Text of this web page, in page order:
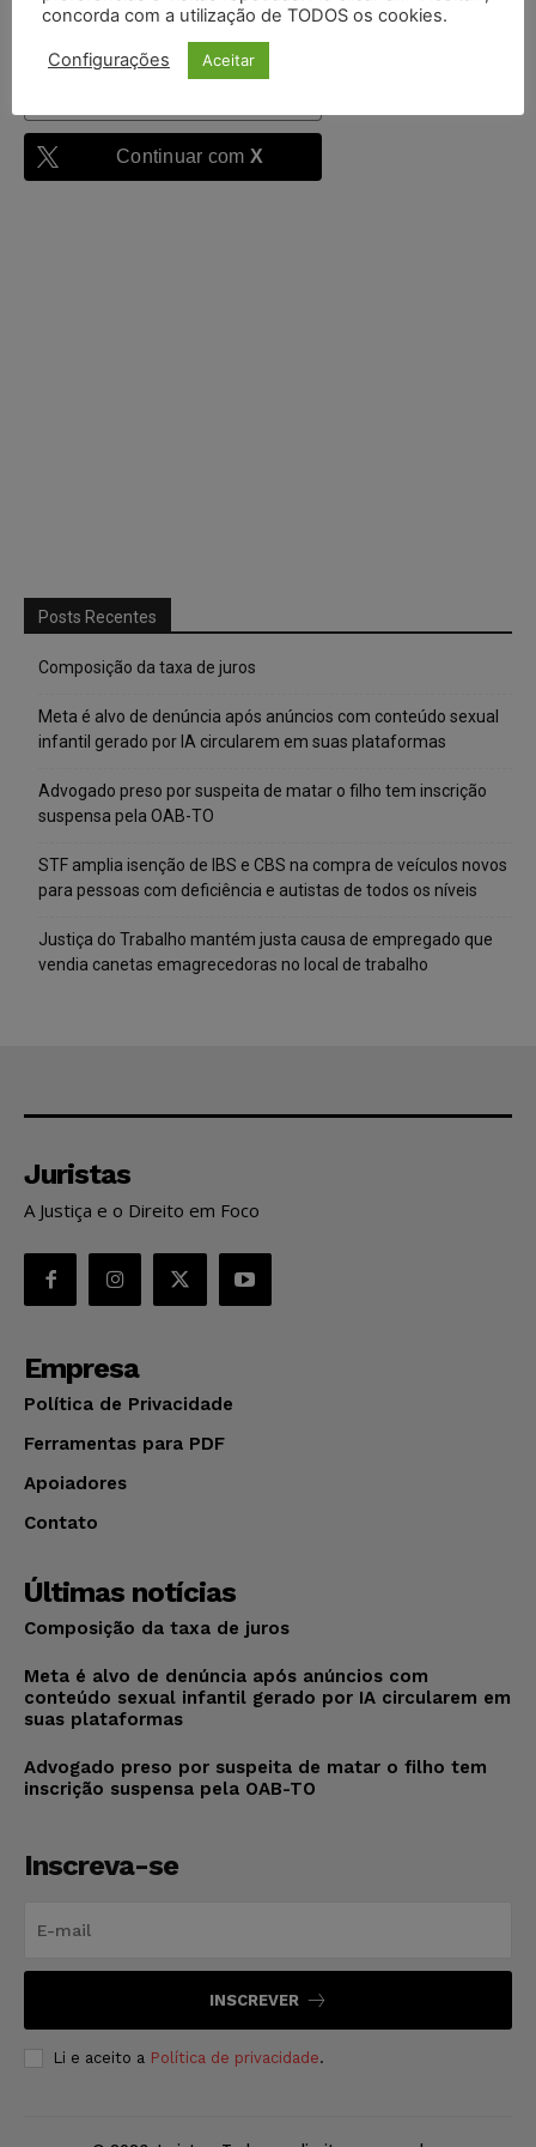
Continuar com X
Posts Recentes
Composição da taxa de juros
Meta é alvo de denúncia após anúncios com conteúdo sexual
infantil gerado por IA circularem em suas plataformas
Advogado preso por suspeita de matar o filho tem inscrição
suspensa pela OAB-TO
STF amplia isenção de IBS e CBS na compra de veículos novos
para pessoas com deficiência e autistas de todos os níveis
Justiça do Trabalho mantém justa causa de empregado que
vendia canetas emagrecedoras no local de trabalho
Juristas
A Justiça e o Direito em Foco
Empresa
Política de Privacidade
Ferramentas para PDF
Apoiadores
Contato
Últimas notícias
Composição da taxa de juros
Meta é alvo de denúncia após anúncios com
conteúdo sexual infantil gerado por IA circularem em
suas plataformas
Advogado preso por suspeita de matar o filho tem
inscrição suspensa pela OAB-TO
Inscreva-se
INSCREVER
Li e aceito a Política de privacidade.
concorda com a utilização de TODOS os cookies.
Configurações Aceitar